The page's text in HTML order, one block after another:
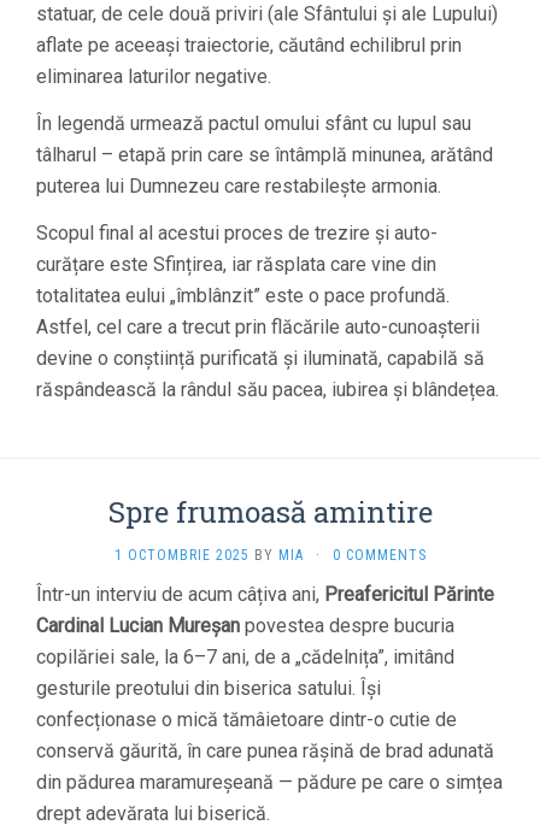
statuar, de cele două priviri (ale Sfântului și ale Lupului)
aflate pe aceeași traiectorie, căutând echilibrul prin
eliminarea laturilor negative.
În legendă urmează pactul omului sfânt cu lupul sau
tâlharul – etapă prin care se întâmplă minunea, arătând
puterea lui Dumnezeu care restabilește armonia.
Scopul final al acestui proces de trezire și auto-
curățare este Sfințirea, iar răsplata care vine din
totalitatea eului „îmblânzit” este o pace profundă.
Astfel, cel care a trecut prin flăcările auto-cunoașterii
devine o conștiință purificată și iluminată, capabilă să
răspândească la rândul său pacea, iubirea și blândețea.
Spre frumoasă amintire
1 OCTOMBRIE 2025 BY MIA · 0 COMMENTS
Într-un interviu de acum câțiva ani, Preafericitul Părinte
Cardinal Lucian Mureșan povestea despre bucuria
copilăriei sale, la 6–7 ani, de a „cădelnița”, imitând
gesturile preotului din biserica satului. Își
confecționase o mică tămâietoare dintr-o cutie de
conservă găurită, în care punea rășină de brad adunată
din pădurea maramureșeană — pădure pe care o simțea
drept adevărata lui biserică.